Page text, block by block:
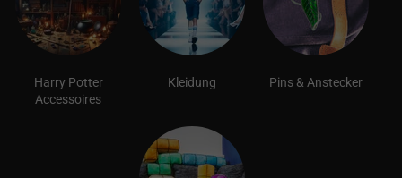
Harry Potter
Accessoires
Kleidung Pins & Anstecker